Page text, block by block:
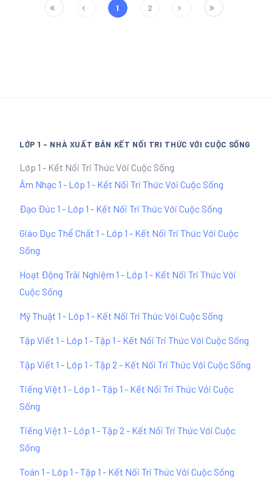
1 2
LỚP 1 - NHÀ XUẤT BẢN KẾT NỐI TRI THỨC VỚI CUỘC SỐNG
Lớp 1 - Kết Nối Tri Thức Với Cuộc Sống
Âm Nhạc 1 - Lớp 1 - Kết Nối Tri Thức Với Cuộc Sống
Đạo Đức 1 - Lớp 1 - Kết Nối Tri Thức Với Cuộc Sống
Giáo Dục Thể Chất 1 - Lớp 1 - Kết Nối Tri Thức Với Cuộc
Sống
Hoạt Động Trải Nghiệm 1 - Lớp 1 - Kết Nối Tri Thức Với
Cuộc Sống
Mỹ Thuật 1 - Lớp 1 - Kết Nối Tri Thức Với Cuộc Sống
Tập Viết 1 - Lớp 1 - Tập 1 - Kết Nối Tri Thức Với Cuộc Sống
Tập Viết 1 - Lớp 1 - Tập 2 - Kết Nối Tri Thức Với Cuộc Sống
Tiếng Việt 1 - Lớp 1 - Tập 1 - Kết Nối Tri Thức Với Cuộc
Sống
Tiếng Việt 1 - Lớp 1 - Tập 2 - Kết Nối Tri Thức Với Cuộc
Sống
Toán 1 - Lớp 1 - Tập 1 - Kết Nối Tri Thức Với Cuộc Sống